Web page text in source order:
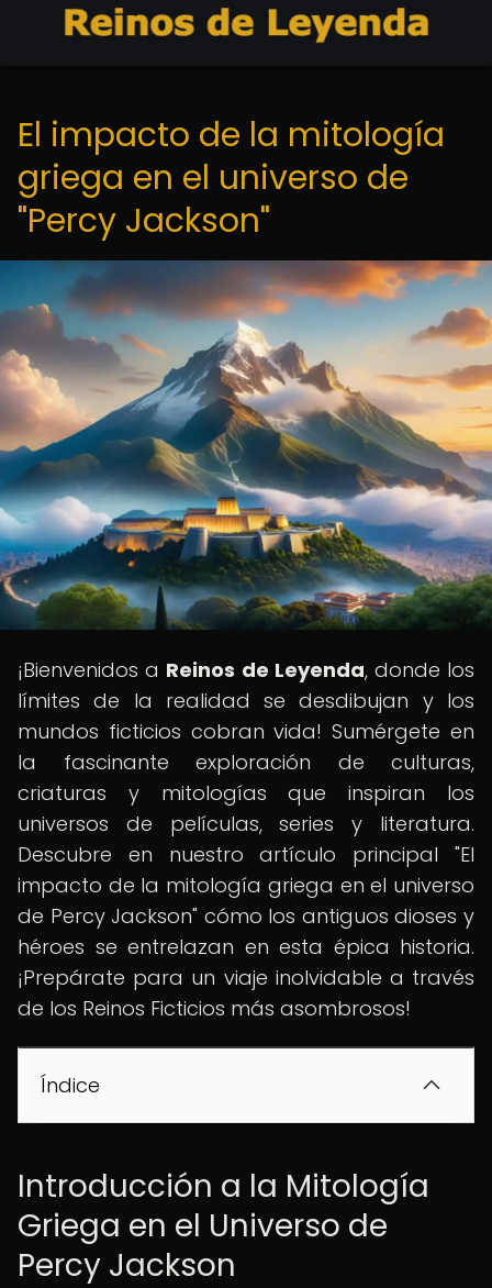
El impacto de la mitología
griega en el universo de
"Percy Jackson"
¡Bienvenidos a Reinos de Leyenda, donde los
límites de la realidad se desdibujan y los
mundos ficticios cobran vida! Sumérgete en
la fascinante exploración de culturas,
criaturas y mitologías que inspiran los
universos de películas, series y literatura.
Descubre en nuestro artículo principal "El
impacto de la mitología griega en el universo
de Percy Jackson" cómo los antiguos dioses y
héroes se entrelazan en esta épica historia.
¡Prepárate para un viaje inolvidable a través
de los Reinos Ficticios más asombrosos!
Índice
Introducción a la Mitología
Griega en el Universo de
Percy Jackson